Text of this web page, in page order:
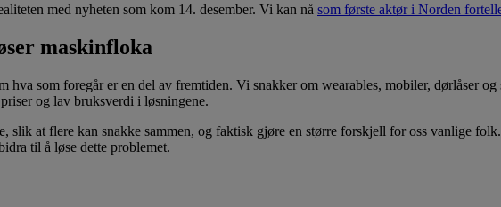
med nyheten som kom 14. desember. Vi kan nå som første aktør i Norden
maskinfloka
hva som foregår er en del av fremtiden. Vi snakker om wearables, mobiler, dørlåser
og lav bruksverdi i løsningene.
slik at flere kan snakke sammen, og faktisk gjøre en større forskjell for oss vanlige
til å løse dette problemet.